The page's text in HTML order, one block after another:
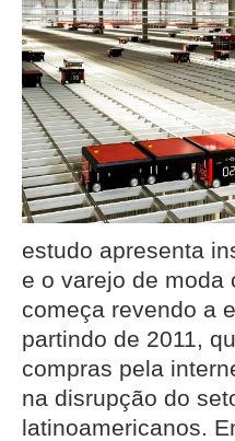
estudo apresenta
e o varejo de moda
começa revendo a
partindo de 2011,
compras pela
na disrupção do
latinoamericanos.